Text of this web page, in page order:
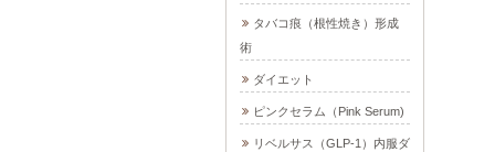
タバコ痕（根性焼き）形成
術
ダイエット
ピンクセラム（Pink Serum)
リベルサス（GLP-1）内服ダ